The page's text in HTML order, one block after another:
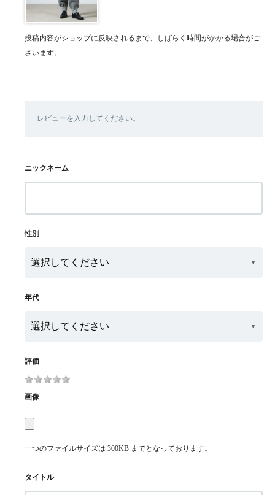
投稿内容がショップに反映されるまで、しばらく時間がかかる場合がご
ざいます。
レビューを入力してください。
ニックネーム
性別
年代
評価
画像
一つのファイルサイズは 300KB までとなっております。
タイトル